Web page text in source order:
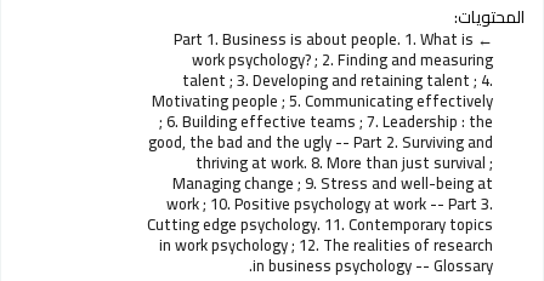
المحتويات:
Part 1. Business is about people. 1. What is
work psychology? ; 2. Finding and measuring
talent ; 3. Developing and retaining talent ; 4.
Motivating people ; 5. Communicating effectively
; 6. Building effective teams ; 7. Leadership : the
good, the bad and the ugly -- Part 2. Surviving and
thriving at work. 8. More than just survival ;
Managing change ; 9. Stress and well-being at
work ; 10. Positive psychology at work -- Part 3.
Cutting edge psychology. 11. Contemporary topics
in work psychology ; 12. The realities of research
in business psychology -- Glossary.